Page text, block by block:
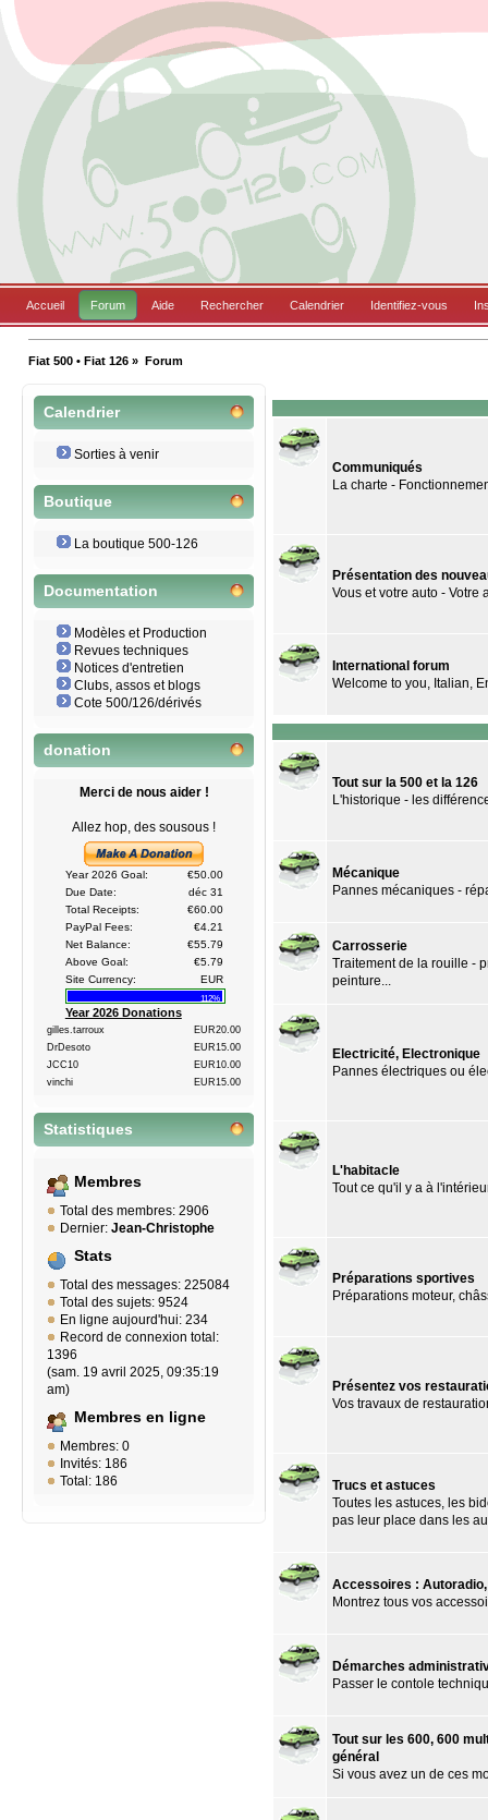
Accueil Forum Aide Rechercher Calendrier Identifiez-vous
Fiat 500 • Fiat 126 » Forum
Calendrier
Sorties à venir
Boutique
La boutique 500-126
Documentation
Modèles et Production
Revues techniques
Notices d'entretien
Clubs, assos et blogs
Cote 500/126/dérivés
donation
Merci de nous aider !
Allez hop, des sousous !
Year 2026 Goal:
€50.00
Due Date:
déc 31
Total Receipts:
€60.00
PayPal Fees:
€4.21
Net Balance:
€55.79
Above Goal:
€5.79
Site Currency:
EUR
112%
Year 2026 Donations
gilles.tarroux
EUR20.00
DrDesoto
EUR15.00
JCC10
EUR10.00
vinchi
EUR15.00
Statistiques
Membres
Total des membres: 2906
Dernier: Jean-Christophe
Stats
Total des messages: 225084
Total des sujets: 9524
En ligne aujourd'hui: 234
Record de connexion total:
1396
(sam. 19 avril 2025, 09:35:19
am)
Membres en ligne
Membres: 0
Invités: 186
Total: 186
Communiqués
La charte -
Présentation des
Vous et votre auto - Votre
International forum
Welcome to you, Italian,
Tout sur la 500 et la 126
L'historique - les
Mécanique
Pannes mécaniques -
Carrosserie
Traitement de la rouille -
peinture...
Electricité, Electronique
Pannes électriques ou
L'habitacle
Tout ce qu'il y a à
Préparations sportives
Préparations moteur,
Présentez vos
Vos travaux de
Trucs et astuces
Toutes les astuces, les
pas leur place dans les
Accessoires :
Montrez tous vos
Démarches
Passer le contole
Tout sur les 600, 600
général
Si vous avez un de ces